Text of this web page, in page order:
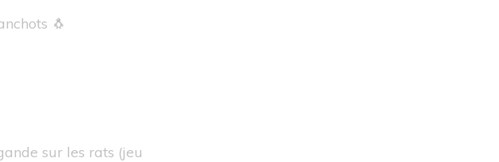
🐧
sur les rats (jeu